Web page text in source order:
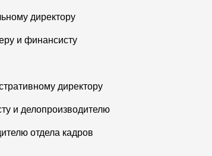
директору
и финансисту
директору
и делопроизводителю
отдела кадров